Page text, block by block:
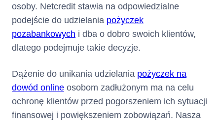
(informacja ta ma charakter
opcjonalny)
Numer faksu :
opcjonalny)
Nie dotyczy
Adres strony internetowej :
(informacja ta ma charakter
opcjonalny)
Nie dotyczy
osoby. Netcredit stawia na odpowiedzialne
podejście do udzielania pożyczek
pozabankowych i dba o dobro swoich klientów,
dlatego podejmuje takie decyzje.
Dążenie do unikania udzielania pożyczek na
dowód online osobom zadłużonym ma na celu
ochronę klientów przed pogorszeniem ich sytuacji
finansowej i powiększeniem zobowiązań. Nasza